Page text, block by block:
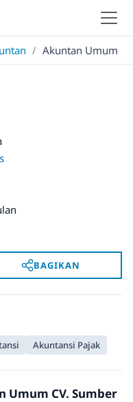
/ Akuntan Umum
BAGIKAN
Akuntansi Pajak
Umum CV. Sumber